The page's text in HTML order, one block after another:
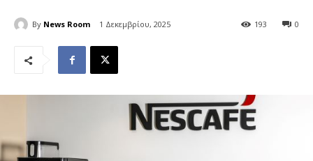
By News Room 1 Δεκεμβρίου, 2025 0
193